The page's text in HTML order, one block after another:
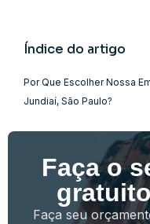
Índice do artigo
Por Que Escolher Nossa
Jundiaí, São Paulo?
Faça o
Faça seu